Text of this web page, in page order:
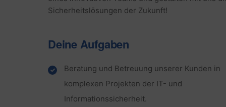
Sicherheitslösungen der Zukunft!
Deine Aufgaben
Beratung und Betreuung unserer Kunden in
komplexen Projekten der IT- und
Informationssicherheit.